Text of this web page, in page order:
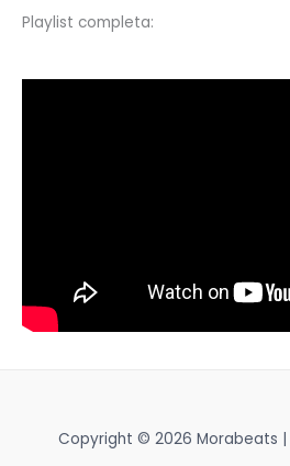
Playlist completa:
Copyright © 2026 Morabeats |